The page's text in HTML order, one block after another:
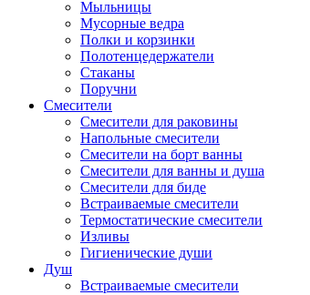
Мыльницы
Мусорные ведра
Полки и корзинки
Полотенцедержатели
Стаканы
Поручни
Смесители
Смесители для раковины
Напольные смесители
Смесители на борт ванны
Смесители для ванны и душа
Смесители для биде
Встраиваемые смесители
Термостатические смесители
Изливы
Гигиенические души
Душ
Встраиваемые смесители